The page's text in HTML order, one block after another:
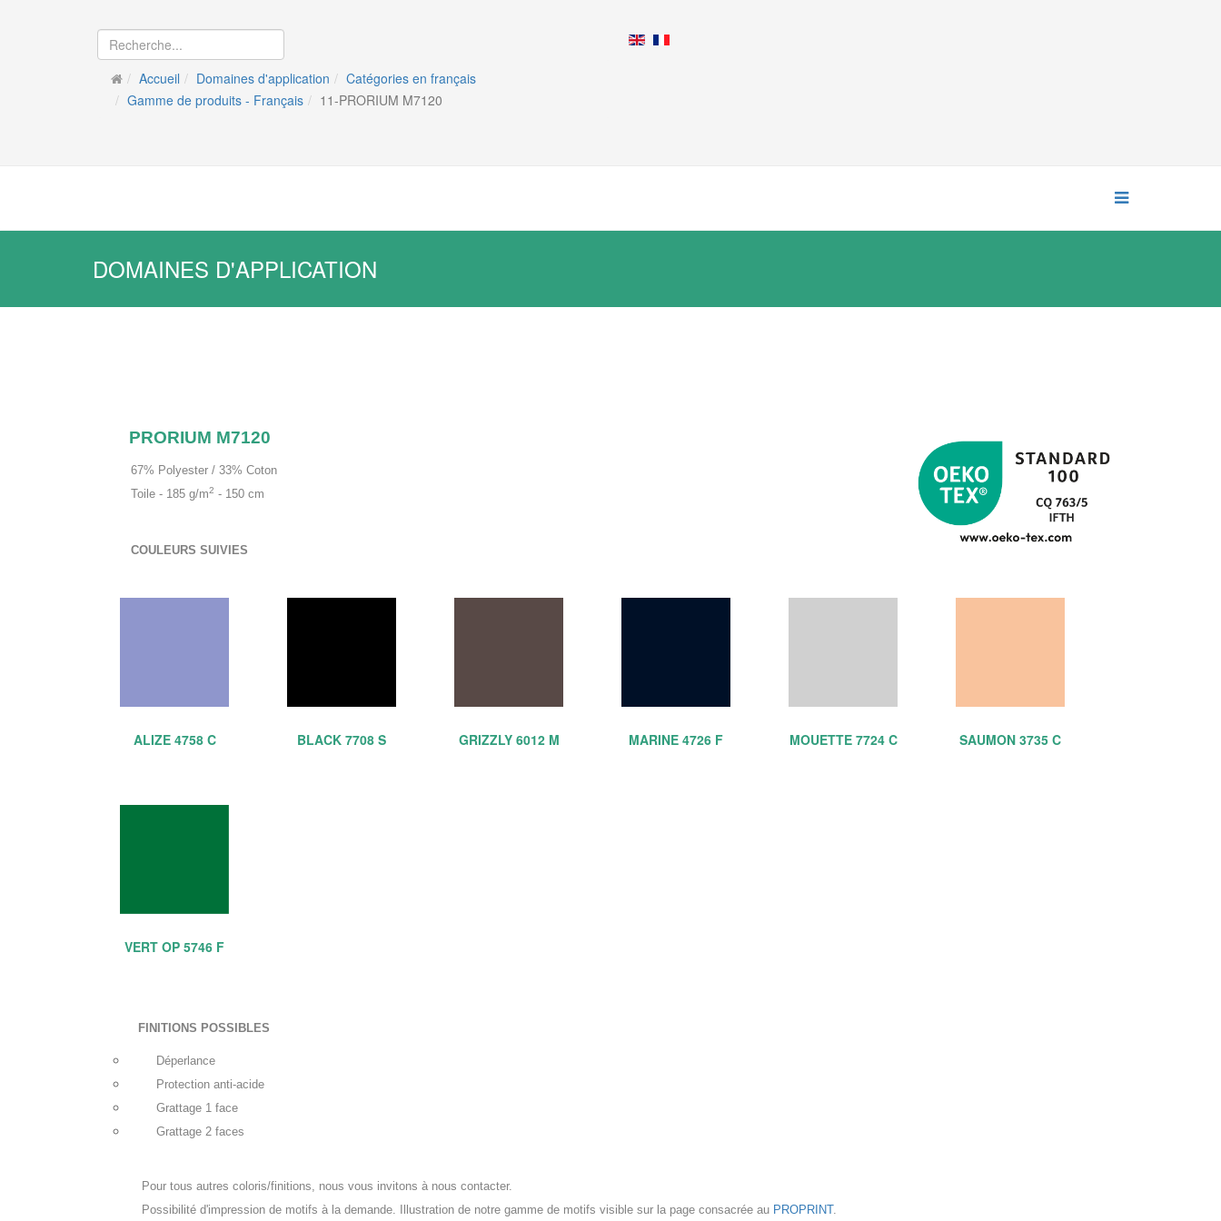
Accueil Domaines d'application
Catégories en français
Gamme de produits - Français
11-PRORIUM M7120
DOMAINES D'APPLICATION
PRORIUM M7120
67% Polyester / 33% Coton
Toile - 185 g/m2 - 150 cm
COULEURS SUIVIES
ALIZE 4758 C BLACK 7708 S GRIZZLY 6012 M MARINE 4726 F MOUETTE 7724 C SAUMON 3735 C
VERT OP 5746 F
FINITIONS POSSIBLES
Déperlance
Protection anti-acide
Grattage 1 face
Grattage 2 faces
Pour tous autres coloris/finitions, nous vous invitons à nous contacter.
Possibilité d'impression de motifs à la demande. Illustration de notre gamme de motifs visible sur la page consacrée au PROPRINT.